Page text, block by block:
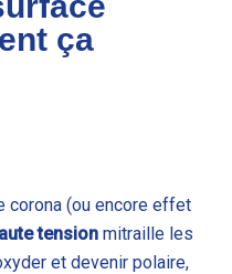
ça
corona (ou encore effet
tension mitraille les
et devenir polaire,